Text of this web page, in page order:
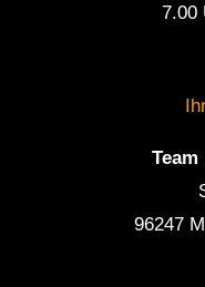
7.00
96247